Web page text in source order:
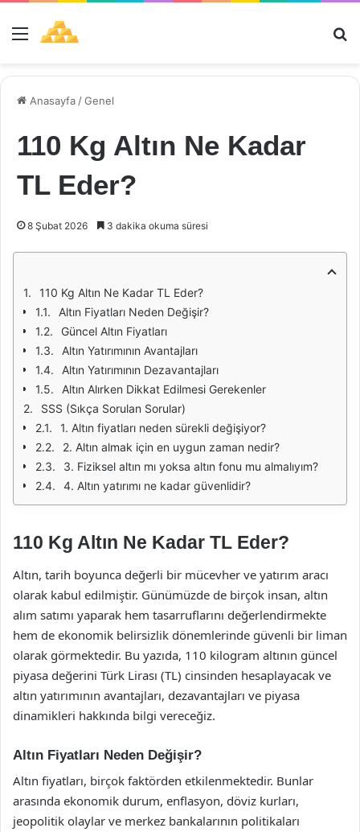
Menü
Anasayfa /Genel
110 Kg Altın Ne Kadar
TL Eder?
8 Şubat 2026 3 dakika okuma süresi
110 Kg Altın Ne Kadar TL Eder?
Altın Fiyatları Neden Değişir?
Güncel Altın Fiyatları
Altın Yatırımının Avantajları
Altın Yatırımının Dezavantajları
Altın Alırken Dikkat Edilmesi Gerekenler
SSS (Sıkça Sorulan Sorular)
1. Altın fiyatları neden sürekli değişiyor?
2. Altın almak için en uygun zaman nedir?
3. Fiziksel altın mı yoksa altın fonu mu almalıyım?
4. Altın yatırımı ne kadar güvenlidir?
110 Kg Altın Ne Kadar TL Eder?
Altın, tarih boyunca değerli bir mücevher ve yatırım aracı
olarak kabul edilmiştir. Günümüzde de birçok insan, altın
alım satımı yaparak hem tasarruflarını değerlendirmekte
hem de ekonomik belirsizlik dönemlerinde güvenli bir liman
olarak görmektedir. Bu yazıda, 110 kilogram altının güncel
piyasa değerini Türk Lirası (TL) cinsinden hesaplayacak ve
altın yatırımının avantajları, dezavantajları ve piyasa
dinamikleri hakkında bilgi vereceğiz.
Altın Fiyatları Neden Değişir?
Altın fiyatları, birçok faktörden etkilenmektedir. Bunlar
arasında ekonomik durum, enflasyon, döviz kurları,
jeopolitik olaylar ve merkez bankalarının politikaları